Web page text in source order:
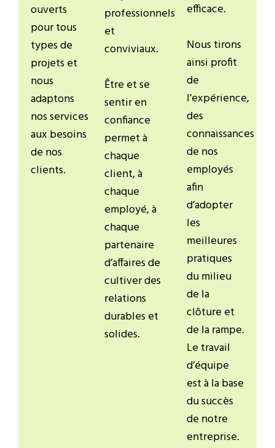
ouverts
pour tous
types de
projets et
nous
adaptons
nos services
aux besoins
de nos
clients.
professionnels
et
conviviaux.
Être et se
sentir en
confiance
permet à
chaque
client, à
chaque
employé, à
chaque
partenaire
d’affaires de
cultiver des
relations
durables et
solides.
efficace.
Nous tirons
ainsi profit
de
l’expérience,
des
connaissances
de nos
employés
afin
d’adopter
les
meilleures
pratiques
du milieu
de la
clôture et
de la rampe.
Le travail
d’équipe
est à la base
du succès
de notre
entreprise.